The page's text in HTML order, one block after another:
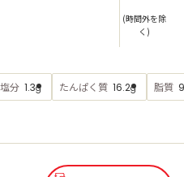
(時間外を除
く)
塩分 1.3g たんぱく質 16.2g 脂質